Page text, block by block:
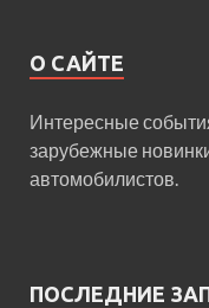
О САЙТЕ
Интересные
зарубежные
автомобилистов.
ПОСЛЕДНИЕ